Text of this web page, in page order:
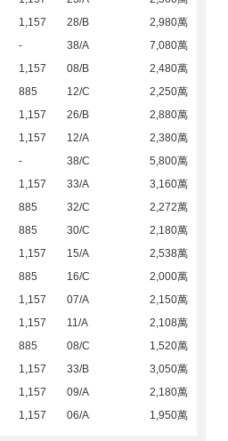
1,157 28/B
2,980萬
- 38/A
7,080萬
1,157 08/B
2,480萬
885 12/C
2,250萬
1,157 26/B
2,880萬
1,157 12/A
2,380萬
- 38/C
5,800萬
1,157 33/A
3,160萬
885 32/C
2,272萬
885 30/C
2,180萬
1,157 15/A
2,538萬
885 16/C
2,000萬
1,157 07/A
2,150萬
1,157 11/A
2,108萬
885 08/C
1,520萬
1,157 33/B
3,050萬
1,157 09/A
2,180萬
1,157 06/A 1,950萬